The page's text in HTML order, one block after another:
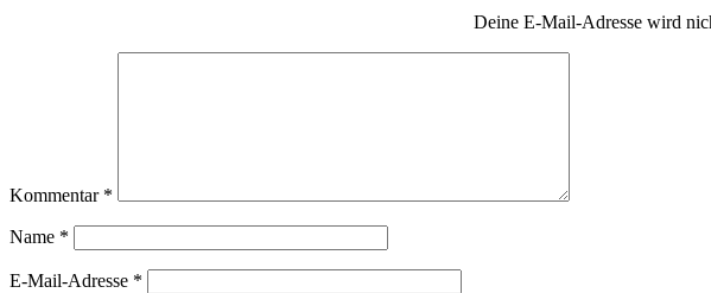
Deine E-Mail-Adresse wird
Kommentar *
Name *
E-Mail-Adresse *